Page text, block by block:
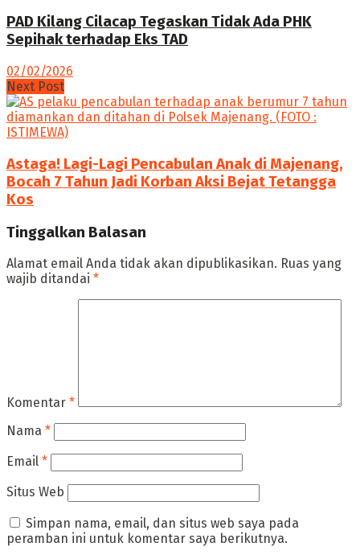
PAD Kilang Cilacap Tegaskan Tidak Ada PHK
Sepihak terhadap Eks TAD
02/02/2026
Next Post
Astaga! Lagi-Lagi Pencabulan Anak di Majenang,
Bocah 7 Tahun Jadi Korban Aksi Bejat Tetangga
Kos
Tinggalkan Balasan
Alamat email Anda tidak akan dipublikasikan. Ruas yang
wajib ditandai *
Komentar *
Nama *
Email *
Situs Web
Simpan nama, email, dan situs web saya pada
peramban ini untuk komentar saya berikutnya.